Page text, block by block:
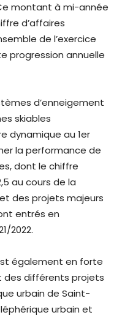
montant à mi-année
d’affaires
de l’exercice
progression annuelle
d’enneigement
skiables
dynamique au 1er
la performance de
dont le chiffre
au cours de la
des projets majeurs
entrés en
2022.
également en forte
des différents projets
urbain de Saint-
urbain et